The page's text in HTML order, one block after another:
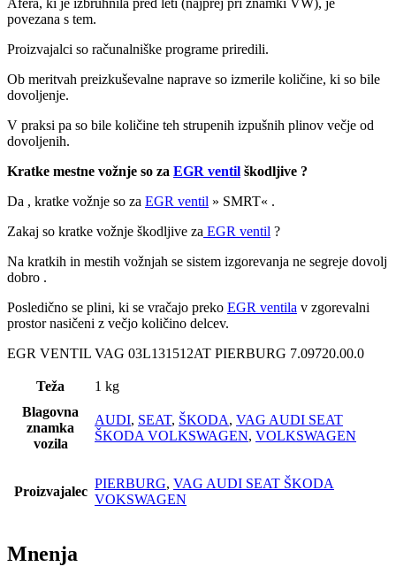
povezana s tem.
Proizvajalci so računalniške programe priredili.
Ob meritvah preizkuševalne naprave so izmerile količine, ki so bile
dovoljenje.
V praksi pa so bile količine teh strupenih izpušnih plinov večje od
dovoljenih.
Kratke mestne vožnje so za EGR ventil škodljive ?
Da , kratke vožnje so za EGR ventil » SMRT« .
Zakaj so kratke vožnje škodljive za EGR ventil ?
Na kratkih in mestih vožnjah se sistem izgorevanja ne segreje dovolj
dobro .
Posledično se plini, ki se vračajo preko EGR ventila v zgorevalni
prostor nasičeni z večjo količino delcev.
EGR VENTIL VAG 03L131512AT PIERBURG 7.09720.00.0
Teža
1 kg
Blagovna
znamka
vozila
AUDI, SEAT, ŠKODA, VAG AUDI SEAT
ŠKODA VOLKSWAGEN, VOLKSWAGEN
Proizvajalec
PIERBURG, VAG AUDI SEAT ŠKODA
VOKSWAGEN
Mnenja